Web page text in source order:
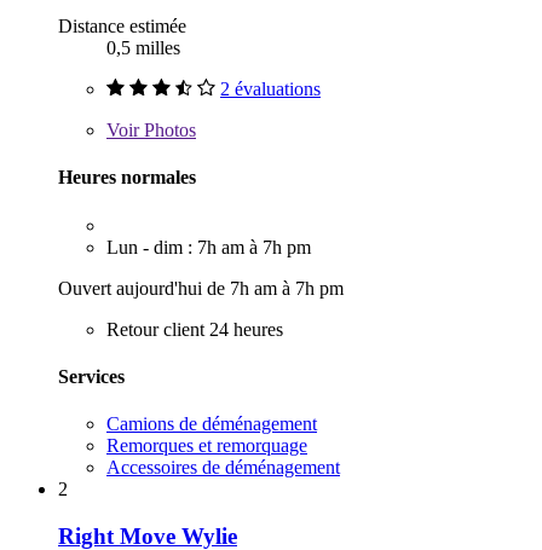
Distance estimée
0,5 milles
2 évaluations
VoirPhotos
Heures normales
Lun - dim : 7h am à 7h pm
Ouvert aujourd'hui de 7h am à 7h pm
Retour client 24 heures
Services
Camions de déménagement
Remorques et remorquage
Accessoires de déménagement
2
Right Move Wylie